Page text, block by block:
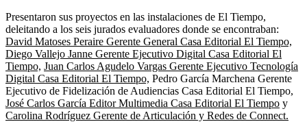
Presentaron sus proyectos en las instalaciones de El Tiempo,
deleitando a los seis jurados evaluadores donde se encontraban:
David Matoses Peraire Gerente General Casa Editorial El Tiempo,
Diego Vallejo Janne Gerente Ejecutivo Digital Casa Editorial El
Tiempo, Juan Carlos Agudelo Vargas Gerente Ejecutivo Tecnología
Digital Casa Editorial El Tiempo, Pedro García Marchena Gerente
Ejecutivo de Fidelización de Audiencias Casa Editorial El Tiempo,
José Carlos García Editor Multimedia Casa Editorial El Tiempo y
Carolina Rodríguez Gerente de Articulación y Redes de Connect.